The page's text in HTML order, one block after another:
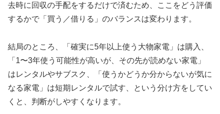
去時に回収の手配をするだけで済むため、ここをどう評価
するかで「買う／借りる」のバランスは変わります。
結局のところ、「確実に5年以上使う大物家電」は購入、
「1〜3年使う可能性が高いが、その先が読めない家電」
はレンタルやサブスク、「使うかどうか分からないが気に
なる家電」は短期レンタルで試す、という分け方をしてい
くと、判断がしやすくなります。